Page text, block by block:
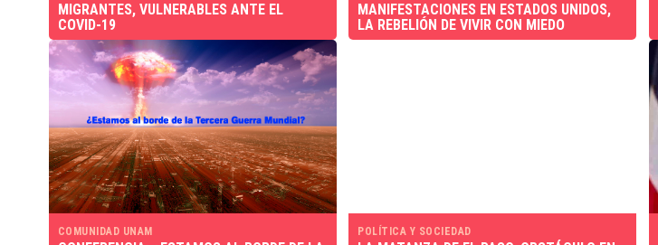
MIGRANTES, VULNERABLES ANTE EL
COVID-19
MANIFESTACIONES EN ESTADOS UNIDOS,
LA REBELIÓN DE VIVIR CON MIEDO
COMUNIDAD UNAM POLÍTICA Y SOCIEDAD